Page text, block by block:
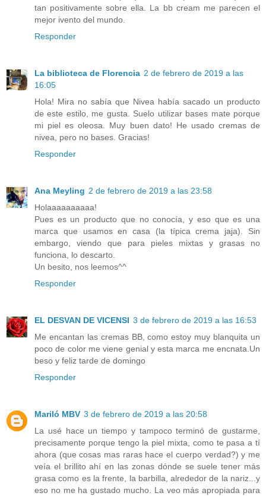
tan positivamente sobre ella. La bb cream me parecen el
mejor ivento del mundo.
Responder
La biblioteca de Florencia 2 de febrero de 2019 a las
16:05
Hola! Mira no sabía que Nivea había sacado un producto
de este estilo, me gusta. Suelo utilizar bases mate porque
mi piel es oleosa. Muy buen dato! He usado cremas de
nivea, pero no bases. Gracias!
Responder
Ana Meyling 2 de febrero de 2019 a las 23:58
Holaaaaaaaaaa!
Pues es un producto que no conocía, y eso que es una
marca que usamos en casa (la típica crema jaja). Sin
embargo, viendo que para pieles mixtas y grasas no
funciona, lo descarto.
Un besito, nos leemos^^
Responder
EL DESVAN DE VICENSI 3 de febrero de 2019 a las 16:53
Me encantan las cremas BB, como estoy muy blanquita un
poco de color me viene genial y esta marca me encnata.Un
beso y feliz tarde de domingo
Responder
Mariló MBV 3 de febrero de 2019 a las 20:58
La usé hace un tiempo y tampoco terminó de gustarme,
precisamente porque tengo la piel mixta, como te pasa a tí
ahora (que cosas mas raras hace el cuerpo verdad?) y me
veía el brillito ahí en las zonas dónde se suele tener más
grasa como es la frente, la barbilla, alrededor de la nariz...y
eso no me ha gustado mucho. La veo más apropiada para